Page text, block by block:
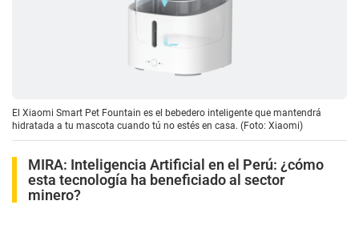
El Xiaomi Smart Pet Fountain es el bebedero inteligente que mantendrá
hidratada a tu mascota cuando tú no estés en casa. (Foto: Xiaomi)
MIRA: Inteligencia Artificial en el Perú: ¿cómo
esta tecnología ha beneficiado al sector
minero?